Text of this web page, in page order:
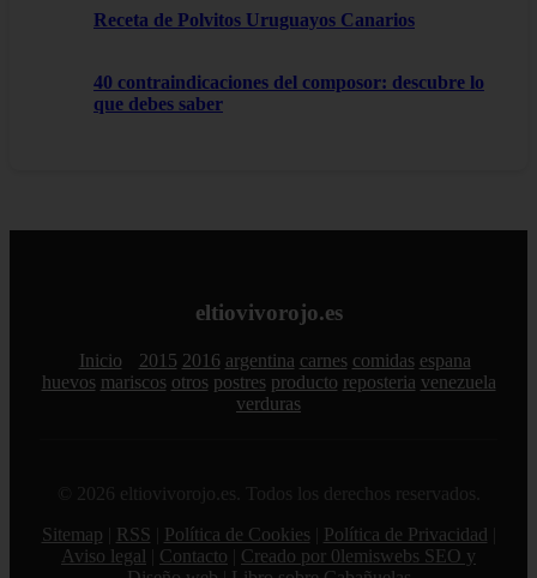
Receta de Polvitos Uruguayos Canarios
40 contraindicaciones del composor: descubre lo
que debes saber
eltiovivorojo.es
Inicio 2015 2016 argentina carnes comidas espana
huevos mariscos otros postres producto reposteria venezuela
verduras
© 2026 eltiovivorojo.es. Todos los derechos reservados.
Sitemap
RSS Política de Cookies Política de Privacidad
Aviso legal
Contacto
Creado por 0lemiswebs SEO y